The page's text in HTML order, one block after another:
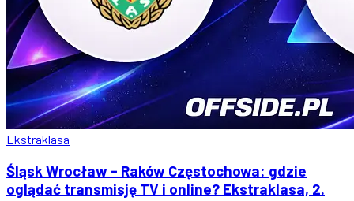
Ekstraklasa
Śląsk Wrocław - Raków Częstochowa: gdzie
oglądać transmisję TV i online? Ekstraklasa, 2.